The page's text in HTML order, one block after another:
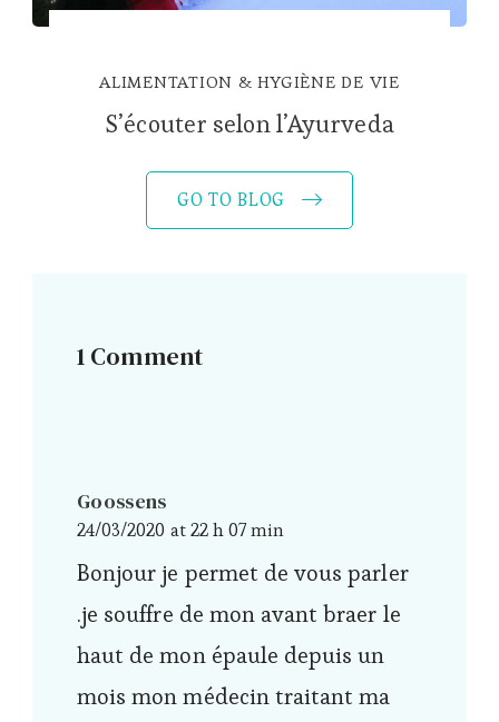
ALIMENTATION & HYGIÈNE DE VIE
S’écouter selon l’Ayurveda
GO TO BLOG
1 Comment
Goossens
24/03/2020 at 22 h 07 min
Bonjour je permet de vous parler
.je souffre de mon avant braer le
haut de mon épaule depuis un
mois mon médecin traitant ma